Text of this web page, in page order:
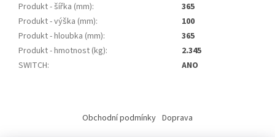
Produkt - šířka (mm):
365
Produkt - výška (mm):
100
Produkt - hloubka (mm):
365
Produkt - hmotnost (kg):
2.345
SWITCH: ANO
Obchodní podmínky Doprava